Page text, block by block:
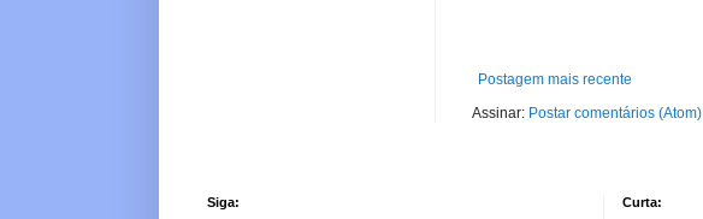
Postagem mais recente
Assinar: Postar comentários (Atom)
Siga: Curta: